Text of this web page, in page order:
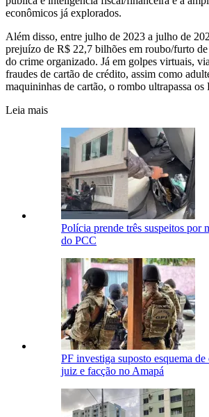
econômicos já explorados.
Além disso, entre julho de 2023 a julho de
prejuízo de R$ 22,7 bilhões em roubo/furto
do crime organizado. Já em golpes virtuais,
fraudes de cartão de crédito, assim como
maquininhas de cartão, o rombo ultrapassa os
Leia mais
Polícia prende três suspeitos por
do PCC
PF investiga suposto esquema
juiz e facção no Amapá